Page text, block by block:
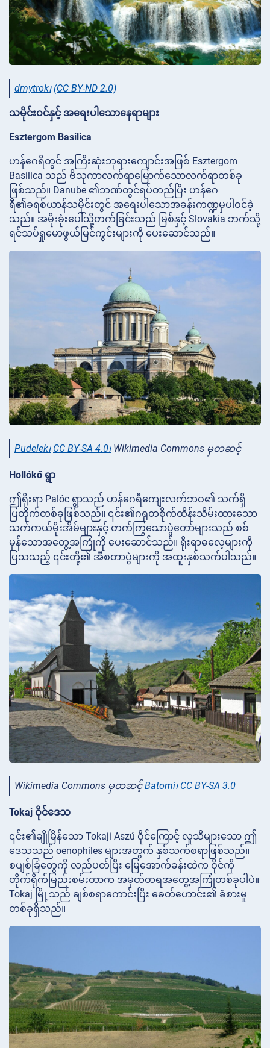
dmytrok၊ (CC BY-ND 2.0)
သမိုင်းဝင်နှင့် အရေးပါသောနေရာများ
Esztergom Basilica
ဟန်ဂေရီတွင် အကြီးဆုံးဘုရားကျောင်းအဖြစ် Esztergom
Basilica သည် ဗိသုကာလက်ရာမြောက်သောလက်ရာတစ်ခု
ဖြစ်သည်။ Danube ၏ဘဏ်တွင်ရပ်တည်ပြီး ဟန်ဂေ
ရီ၏ခရစ်ယာန်သမိုင်းတွင် အရေးပါသောအခန်းကဏ္ဍမှပါဝင်ခဲ့
သည်။ အမိုးခုံးပေါ်သို့တက်ခြင်းသည် မြစ်နှင့် Slovakia ဘက်သို့
ရင်သပ်ရှုမောဖွယ်မြင်ကွင်းများကို ပေးဆောင်သည်။
Pudelek၊ CC BY-SA 4.0၊Wikimedia Commons မှတဆင့်
Hollókő ရွာ
ဤရိုးရာ Palóc ရွာသည် ဟန်ဂေရီကျေးလက်ဘဝ၏ သက်ရှိ
ပြတိုက်တစ်ခုဖြစ်သည်။ ၎င်း၏ဂရုတစိုက်ထိန်းသိမ်းထားသော
သက်ကယ်မိုးအိမ်များနှင့် တက်ကြွသောပွဲတော်များသည် စစ်
မှန်သောအတွေ့အကြုံကို ပေးဆောင်သည်။ ရိုးရာဓလေ့များကို
ပြသသည့် ၎င်းတို့၏ အီစတာပွဲများကို အထူးနှစ်သက်ပါသည်။
Wikimedia Commons မှတဆင့်Batomi၊ CC BY-SA 3.0
Tokaj ဝိုင်ဒေသ
၎င်း၏ချိုမြိန်သော Tokaji Aszú ဝိုင်ကြောင့် လူသိများသော ဤ
ဒေသသည် oenophiles များအတွက် နှစ်သက်စရာဖြစ်သည်။
စပျစ်ခြံတွေကို လည်ပတ်ပြီး မြေအောက်ခန်းထဲက ဝိုင်ကို
တိုက်ရိုက်မြည်းစမ်းတာက အမှတ်တရအတွေ့အကြုံတစ်ခုပါပဲ။
Tokaj မြို့သည် ချစ်စရာကောင်းပြီး ခေတ်ဟောင်း၏ ခံစားမှု
တစ်ခုရှိသည်။